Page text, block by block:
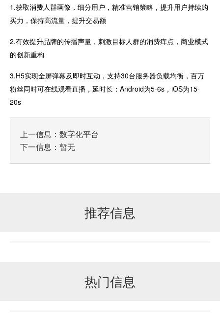
1.获取消费人群画像，细分用户，精准营销策略，提升用户持续购
买力， 保持高流量，提升交易额
2.有效提升品牌的传播声量，刺激目标人群的消费痒点， 商业模式
的创新重构
3.H5实现全屏弹幕及即时互动，支持30台服务器负载均衡，百万
粉丝同时可在线观看直播， 延时长：Android为5-6s，iOS为15-
20s
上一信息： 数字化平台
下一信息：暂无
推荐信息
热门信息